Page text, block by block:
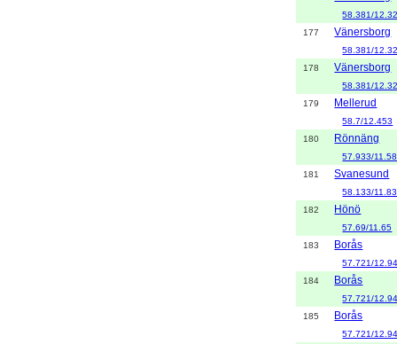
58.381/
177
Vänersborg
58.381/
178
Vänersborg
58.381/
179
Mellerud
58.7/12.453
180
Rönnäng
57.933/
181
Svanesund
58.133/
182
Hönö
57.69/11.65
183
Borås
57.721/
184
Borås
57.721/
185
Borås
57.721/